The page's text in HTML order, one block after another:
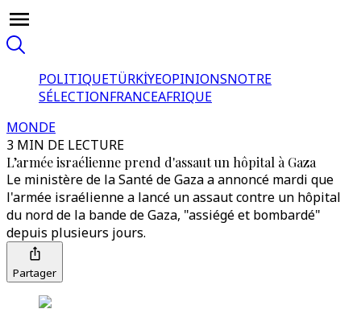
POLITIQUETÜRKİYEOPINIONSNOTRE
SÉLECTIONFRANCEAFRIQUE
MONDE
3 MIN DE LECTURE
L’armée israélienne prend d'assaut un hôpital à Gaza
Le ministère de la Santé de Gaza a annoncé mardi que
l'armée israélienne a lancé un assaut contre un hôpital
du nord de la bande de Gaza, "assiégé et bombardé"
depuis plusieurs jours.
Partager